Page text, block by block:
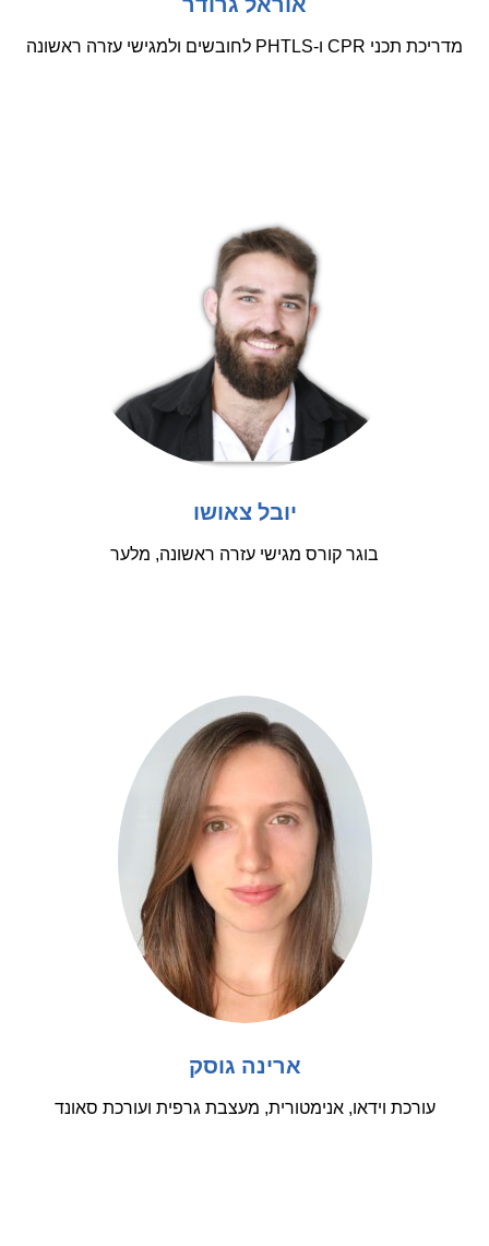
מדריכת תכני CPR ו-PHTLS לחובשים ולמגישי עזרה ראשונה
יובל צאושו
בוגר קורס מגישי עזרה ראשונה, מלער
ארינה גוסק
עורכת וידאו, אנימטורית, מעצבת גרפית ועורכת סאונד